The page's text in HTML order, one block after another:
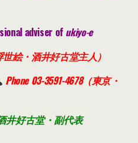
adviser of ukiyo-e
絵・酒井好古堂主人）
Phone 03-3591-4678（東京・
井好古堂・副代表